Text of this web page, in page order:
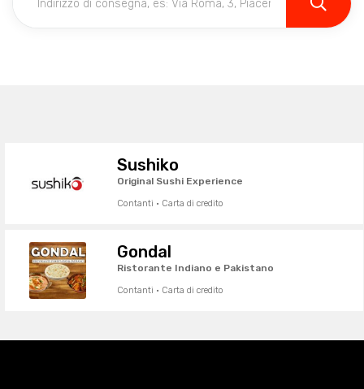
Sushiko
Original Sushi Experience
Contanti · Carta di credito
Gondal
Ristorante Indiano e Pakistano
Contanti · Carta di credito